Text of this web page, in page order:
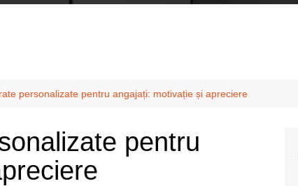
personalizate pentru angajați: motivație și apreciere
pentru